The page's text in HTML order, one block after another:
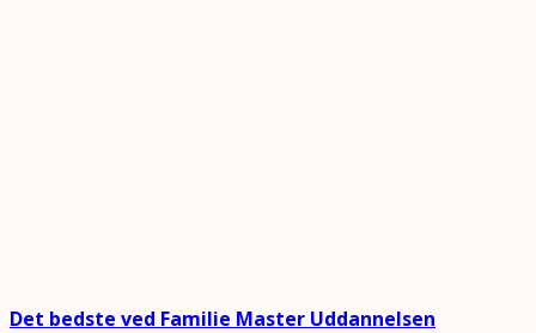
Det bedste ved Familie Master Uddannelsen